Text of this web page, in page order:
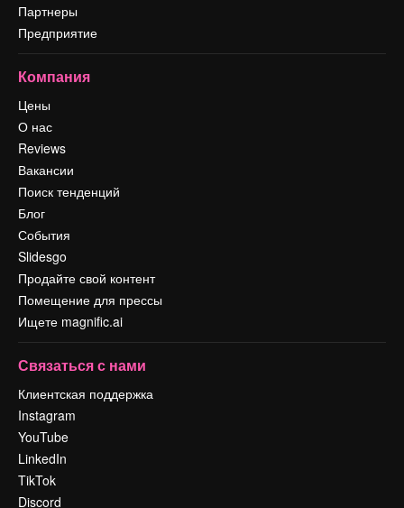
Партнеры
Предприятие
Компания
Цены
О нас
Reviews
Вакансии
Поиск тенденций
Блог
События
Slidesgo
Продайте свой контент
Помещение для прессы
Ищете magnific.ai
Связаться с нами
Клиентская поддержка
Instagram
YouTube
LinkedIn
TikTok
Discord